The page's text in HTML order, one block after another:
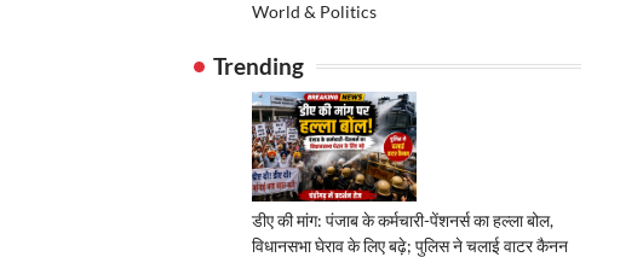
World & Politics
Trending
डीए की मांग: पंजाब के कर्मचारी-पेंशनर्स का हल्ला बोल,
विधानसभा घेराव के लिए बढ़े; पुलिस ने चलाई वाटर कैनन